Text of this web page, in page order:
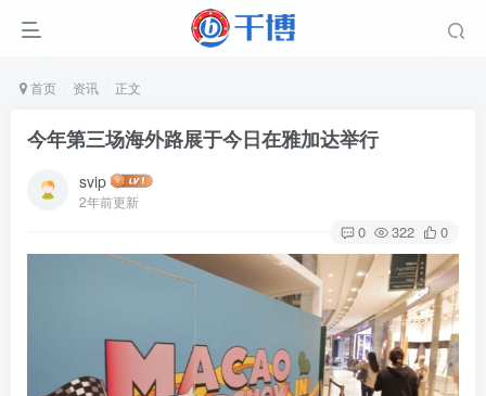
首页 资讯 正文
今年第三场海外路展于今日在雅加达举行
svip
2年前更新
0 322 0